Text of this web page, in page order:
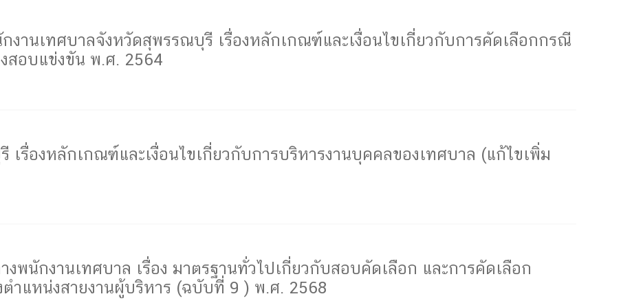
งานเทศบาลจังหวัดสุพรรณบุรี เรื่องหลักเกณฑ์และเงื่อนไขเกี่ยวกับการคัดเลือกกรณี
สอบแข่งขัน พ.ศ. 2564
เรื่องหลักเกณฑ์และเงื่อนไขเกี่ยวกับการบริหารงานบุคคลของเทศบาล (แก้ไขเพิ่ม
พนักงานเทศบาล เรื่อง มาตรฐานทั่วไปเกี่ยวกับสอบคัดเลือก และการคัดเลือก
ำแหน่งสายงานผู้บริหาร (ฉบับที่ 9 ) พ.ศ. 2568